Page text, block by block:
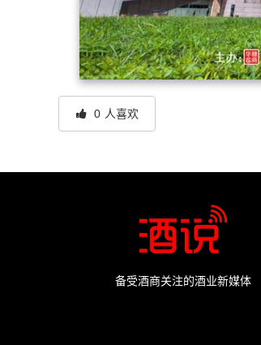
0 人喜欢
备受酒商关注的酒业新媒体